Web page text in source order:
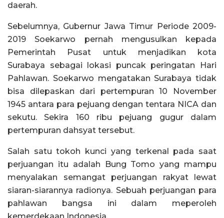
daerah.
Sebelumnya, Gubernur Jawa Timur Periode 2009-
2019 Soekarwo pernah mengusulkan kepada
Pemerintah Pusat untuk menjadikan kota
Surabaya sebagai lokasi puncak peringatan Hari
Pahlawan. Soekarwo mengatakan Surabaya tidak
bisa dilepaskan dari pertempuran 10 November
1945 antara para pejuang dengan tentara NICA dan
sekutu. Sekira 160 ribu pejuang gugur dalam
pertempuran dahsyat tersebut.
Salah satu tokoh kunci yang terkenal pada saat
perjuangan itu adalah Bung Tomo yang mampu
menyalakan semangat perjuangan rakyat lewat
siaran-siarannya radionya. Sebuah perjuangan para
pahlawan bangsa ini dalam meperoleh